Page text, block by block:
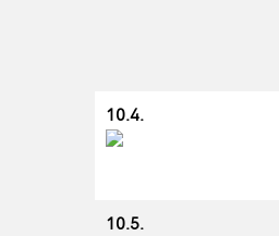
10.4.
10.5.